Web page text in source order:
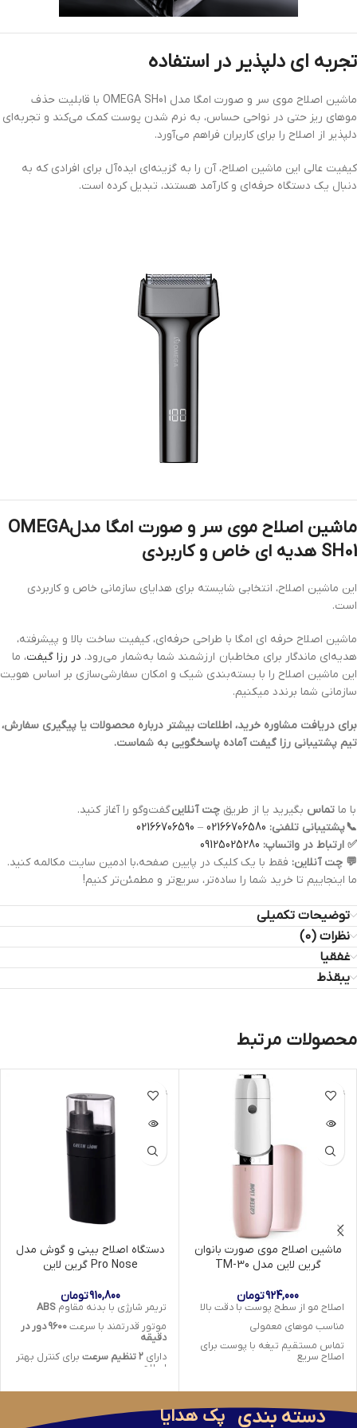
تجربه ای دلپذیر در استفاده
ماشین اصلاح موی سر و صورت امگا مدل OMEGA SH01 با قابلیت حذف
موهای ریز حتی در نواحی حساس، به نرم شدن پوست کمک می‌کند و تجربه‌ای
دلپذیر از اصلاح را برای کاربران فراهم می‌آورد.
کیفیت عالی این ماشین اصلاح، آن را به گزینه‌ای ایده‌آل برای افرادی که به
دنبال یک دستگاه حرفه‌ای و کارآمد هستند، تبدیل کرده است.
ماشین اصلاح موی سر و صورت امگا مدلOMEGA
SH01 هدیه ای خاص و کاربردی
این ماشین اصلاح، انتخابی شایسته برای هدایای سازمانی خاص و کاربردی
است.
ماشین اصلاح حرفه ای امگا با طراحی حرفه‌ای، کیفیت ساخت بالا و پیشرفته،
هدیه‌ای ماندگار برای مخاطبان ارزشمند شما به‌شمار می‌رود. در رزا گیفت، ما
این ماشین اصلاح را با بسته‌بندی شیک و امکان سفارشی‌سازی بر اساس هویت
سازمانی شما برندد میکنیم.
برای دریافت مشاوره خرید، اطلاعات بیشتر درباره محصولات یا پیگیری سفارش،
تیم پشتیبانی رزا گیفت آماده پاسخگویی به شماست.
با ما تماس بگیرید یا از طریق چت آنلاینگفت‌وگو را آغاز کنید.
📞پشتیبانی تلفنی: 02166706580
–
02166706590
✅ ارتباط در واتساپ: 09125025280
💬 چت آنلاین: فقط با یک کلیک در پایین صفحه،با ادمین سایت مکالمه کنید.
ما اینجاییم تا خرید شما را ساده‌تر، سریع‌تر و مطمئن‌تر کنیم!
توضیحات تکمیلی
نظرات (0)
غفقیا
یبقذط
محصولات مرتبط
ناموجود
ماشین اصلاح موی صورت بانوان
گرین لاین مدل TM-30
924,000تومان
اصلاح مو از سطح پوست با دقت بالا
مناسب موهای معمولی
تماس مستقیم تیغه با پوست برای
اصلاح سریع
امکان استفاده به‌صورت خشک و
ناموجود
دستگاه اصلاح بینی و گوش مدل
Pro Nose گرین لاین
910,800تومان
تریمر شارژی با بدنه مقاوم ABS
موتور قدرتمند با سرعت
۹۶۰۰ دور در
دقیقه
دارای ۲ تنظیم سرعت
برای کنترل بهتر
اصلاح
تیغه/برشقابل جدا شدن دسته بندی پک هدایا